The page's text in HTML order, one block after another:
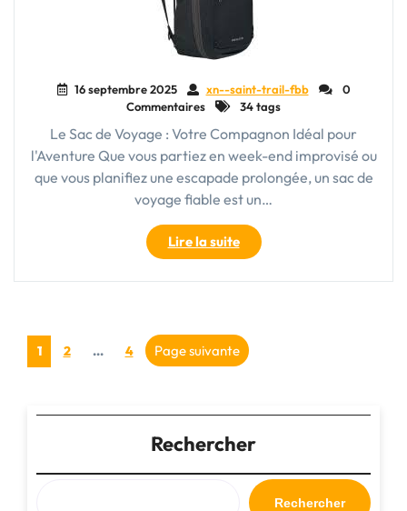
voyageur
moderne"
16 septembre 2025 xn--saint-trail-fbb
0
Commentaires
34 tags
Le Sac de Voyage : Votre Compagnon Idéal pour
l'Aventure Que vous partiez en week-end improvisé ou
que vous planifiez une escapade prolongée, un sac de
voyage fiable est un…
Lire la suite"Le
Sac
de
Votre
Compagnon
Toutes
Vos
Pagination
publications
Page
1 Page
2 … Page
4 Page suivante
Rechercher
Rechercher